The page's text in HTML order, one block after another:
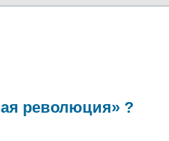
революция» ?